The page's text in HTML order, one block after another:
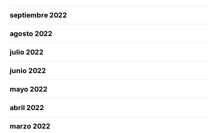
septiembre 2022
agosto 2022
julio 2022
junio 2022
mayo 2022
abril 2022
marzo 2022